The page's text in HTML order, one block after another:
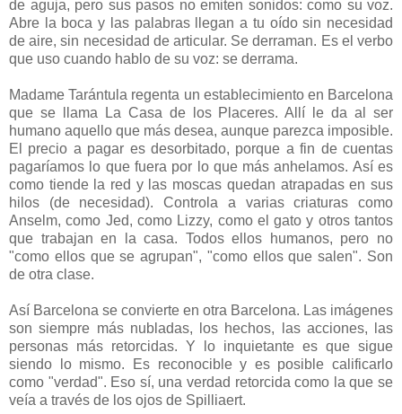
de aguja, pero sus pasos no emiten sonidos: como su voz.
Abre la boca y las palabras llegan a tu oído sin necesidad
de aire, sin necesidad de articular. Se derraman. Es el verbo
que uso cuando hablo de su voz: se derrama.
Madame Tarántula regenta un establecimiento en Barcelona
que se llama La Casa de los Placeres. Allí le da al ser
humano aquello que más desea, aunque parezca imposible.
El precio a pagar es desorbitado, porque a fin de cuentas
pagaríamos lo que fuera por lo que más anhelamos. Así es
como tiende la red y las moscas quedan atrapadas en sus
hilos (de necesidad). Controla a varias criaturas como
Anselm, como Jed, como Lizzy, como el gato y otros tantos
que trabajan en la casa. Todos ellos humanos, pero no
"como ellos que se agrupan", "como ellos que salen". Son
de otra clase.
Así Barcelona se convierte en otra Barcelona. Las imágenes
son siempre más nubladas, los hechos, las acciones, las
personas más retorcidas. Y lo inquietante es que sigue
siendo lo mismo. Es reconocible y es posible calificarlo
como "verdad". Eso sí, una verdad retorcida como la que se
veía a través de los ojos de Spilliaert.